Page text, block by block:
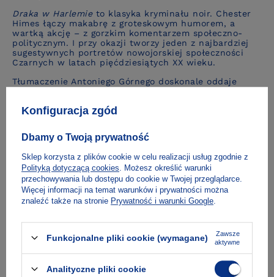
Draka w Harlemieto klasyka kryminału noir. Chester
Himes łączy makabrę z groteskowym humorem, a
wartką akcję – z gorzkim komentarzem społeczno-
politycznym. I przy okazji tworzy jeden z najbardziej
sugestywnych portretów nowojorskiej społeczności
Czarnych w latach pięćdziesiątych XX wieku.
Tłumaczenie Antoniego Górnego doskonale oddaje
detektywów – Truposz Johnson i Grabarz Jones –
O autorze
Fragment
Dostawa i płatność
Konfiguracja zgód
Dbamy o Twoją prywatność
Sklep korzysta z plików cookie w celu realizacji usług zgodnie z
Polityką dotyczącą cookies . Możesz określić warunki
przechowywania lub dostępu do cookie w Twojej przeglądarce.
Więcej informacji na temat warunków i prywatności można
znaleźć także na stronie Prywatność i warunki Google
Funkcjonalne pliki cookie (wymagane)
Zawsze
aktywne
Analityczne pliki cookie